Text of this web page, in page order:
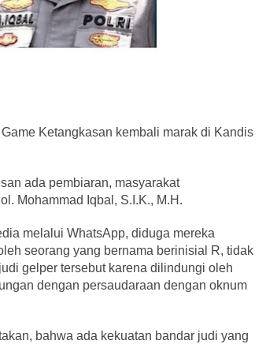
Ketangkasan kembali marak di Kandis
ada pembiaran, masyarakat
Mohammad Iqbal, S.I.K., M.H.
melalui WhatsApp, diduga mereka
seorang yang bernama berinisial R, tidak
gelper tersebut karena dilindungi oleh
dengan persaudaraan dengan oknum
bahwa ada kekuatan bandar judi yang